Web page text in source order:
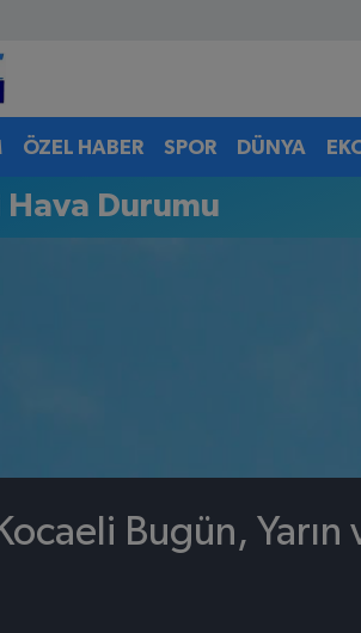
ÖZEL HABER SPOR DÜNYA
Hava Durumu
Bugün,